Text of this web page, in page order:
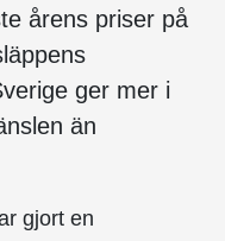
årens priser på
ger mer i
än
gjort en